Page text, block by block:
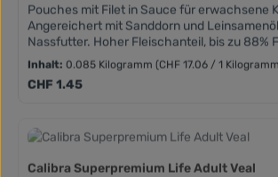
Pouches mit Filet in Sauce für erwachsene
Angereichert mit Sanddorn und
Nassfutter. Hoher Fleischanteil, bis zu 88%
Getreidefreie Zusammensetzungen.
Frei von Weizen, Mais, Soja und
Organismen.
Inhalt:0.085 Kilogramm(CHF 17.06 / 1
Regulärer Preis:
CHF 1.45
Calibra Superpremium Life Adult Veal